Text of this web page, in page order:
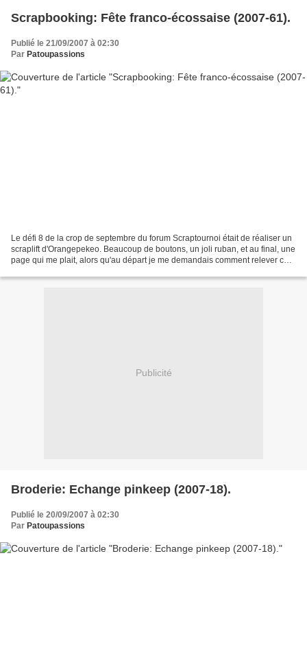
Scrapbooking: Fête franco-écossaise (2007-61).
Publié le 21/09/2007 à 02:30
Par Patoupassions
Le défi 8 de la crop de septembre du forum Scraptournoi était de réaliser un
scraplift d'Orangepekeo. Beaucoup de boutons, un joli ruban, et au final, une
page qui me plait, alors qu'au départ je me demandais comment relever ce
Publicité
Broderie: Echange pinkeep (2007-18).
Publié le 20/09/2007 à 02:30
Par Patoupassions